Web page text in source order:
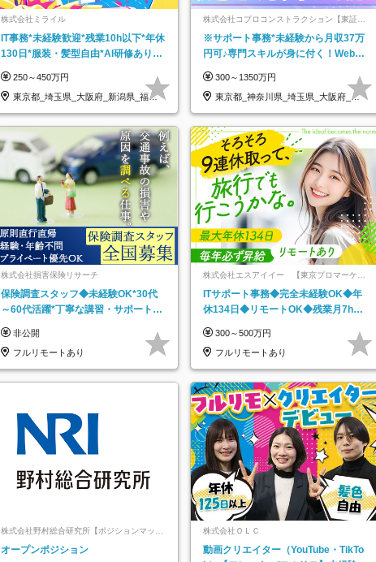
株式会社ミライル
IT事務*未経験歓迎*残業10h以下*年休
130日*服装・髪型自由*AI研修あり*
250～450万円
東京都_埼玉県_大阪府_新潟県_福岡
県
株式会社コプロコンストラクション【東証プ
ライム上場コプロ・ホールディングス子会
社】
※サポート事務*未経験から月収37万
円可♪専門スキルが身に付く！Web面
300～1350万円
東京都_神奈川県_埼玉県_大阪府_愛
知県…
株式会社損害保険リサーチ
保険調査スタッフ◆未経験OK*30代
～60代活躍*丁寧な講習・サポートあ
託
非公開
フルリモートあり
株式会社エスアイイー 【東京プロマーケッ
ITサポート事務◆完全未経験OK◆年
休134日◆リモートOK◆残業月7h以
300～500万円
フルリモートあり
株式会社野村総合研究所【ポジションマッチ
オープンポジション
株式会社ＯＬＣ
動画クリエイター（YouTube・TikTo